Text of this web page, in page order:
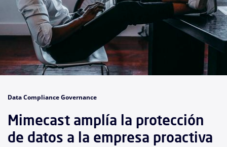
Data Compliance Governance
Mimecast amplía la protección
de datos a la empresa proactiva